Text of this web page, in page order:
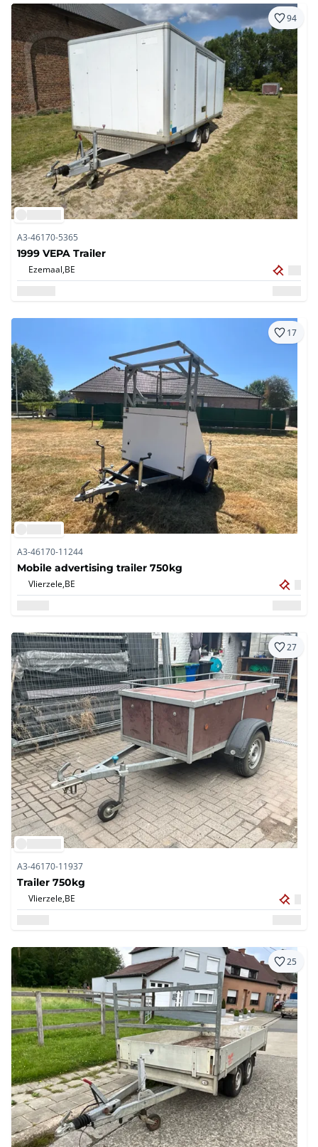
94
A3-46170-5365
1999 VEPA Trailer
Ezemaal,BE
17
A3-46170-11244
Mobile advertising trailer 750kg
Vlierzele,BE
27
A3-46170-11937
Trailer 750kg
Vlierzele,BE
25